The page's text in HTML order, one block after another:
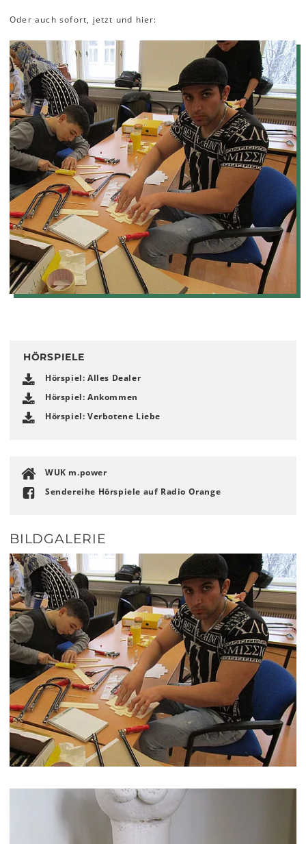
Oder auch sofort, jetzt und hier:
HÖRSPIELE
Hörspiel: Alles Dealer
Hörspiel: Ankommen
Hörspiel: Verbotene Liebe
WUK m.power
Sendereihe Hörspiele auf Radio Orange
BILDGALERIE